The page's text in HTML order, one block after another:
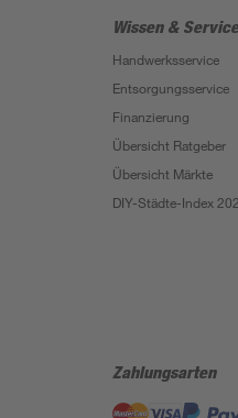
Wissen & Service
Handwerksservice
Entsorgungsservice
Finanzierung
Übersicht Ratgeber
Übersicht Märkte
DIY-Städte-Index
Zahlungsarten